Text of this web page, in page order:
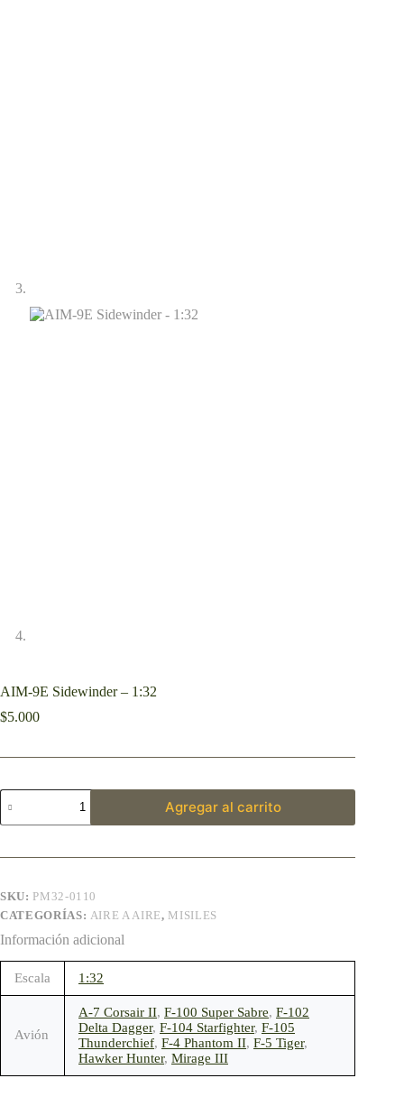
AIM-9E Sidewinder – 1:32
$5.000
Agregar al carrito
SKU: PM32-0110
CATEGORÍAS: AIRE A AIRE, MISILES
Información adicional
Escala 1:32
Avión
A-7 Corsair II, F-100 Super Sabre, F-102
Delta Dagger, F-104 Starfighter, F-105
Thunderchief, F-4 Phantom II, F-5 Tiger,
Hawker Hunter, Mirage III